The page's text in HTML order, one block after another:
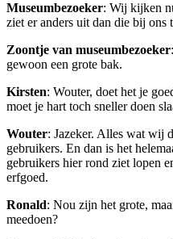
Museumbezoeker: Wij kijken
ziet er anders uit dan die bij ons
Zoontje van museumbezoeker
gewoon een grote bak.
Kirsten: Wouter, doet het je
moet je hart toch sneller doen
Wouter: Jazeker. Alles wat wij
gebruikers. En dan is het
gebruikers hier rond ziet lopen
erfgoed.
Ronald: Nou zijn het grote,
meedoen?